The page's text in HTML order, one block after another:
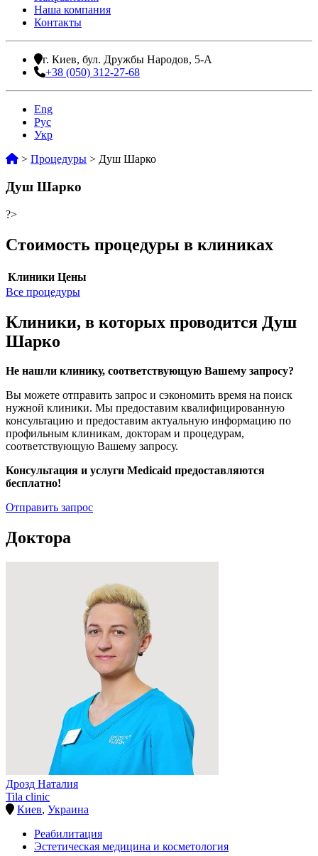
Наша компания
Контакты
г. Киев, бул. Дружбы Народов, 5-А
+38 (050) 312-27-68
Eng
Рус
Укр
> Процедуры > Душ Шарко
Душ Шарко
?>
Стоимость процедуры в клиниках
Клиники Цены
Все процедуры
Клиники, в которых проводится Душ
Шарко
Не нашли клинику, соответствующую Вашему запросу?
Вы можете отправить запрос и сэкономить время на поиск
нужной клиники. Мы предоставим квалифицированную
консультацию и предоставим актуальную информацию по
профильным клиникам, докторам и процедурам,
соответствующую Вашему запросу.
Консультация и услуги Medicaid предоставляются
бесплатно!
Отправить запрос
Доктора
Дрозд Наталия
Tila clinic
Киев, Украина
Реабилитация
Эстетическая медицина и косметология